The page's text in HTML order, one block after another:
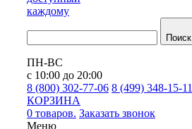
каждому
Поиск
ПН-ВС
с 10:00 до 20:00
8 (800) 302-77-06 8 (499) 348-15-11
КОРЗИНА
0 товаров. Заказать звонок
Меню